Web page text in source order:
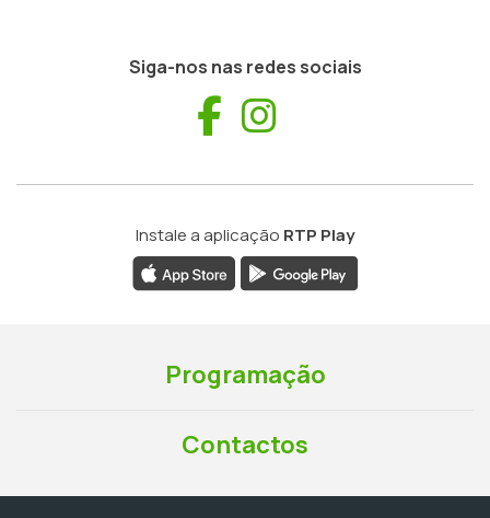
Siga-nos nas redes sociais
Facebook
Instale a aplicação RTP Play
Programação
Contactos